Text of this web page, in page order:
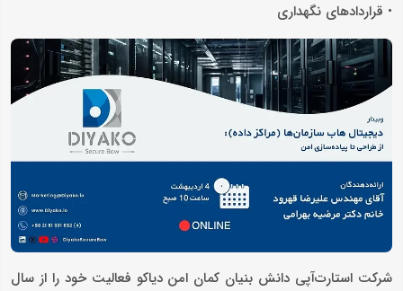
• قراردادهای نگهداری
شرکت استارت‌آپی دانش بنيان كمان امن دياكو فعالیت خود را از سال